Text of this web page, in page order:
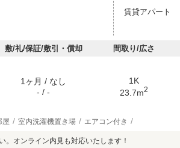
賃貸アパート
敷/礼/保証/敷引・償却 間取り/広さ
1ヶ月 / なし
- / -
1K
23.7m2
屋 室内洗濯機置き場 エアコン付き
。オンライン内見も対応いたします！